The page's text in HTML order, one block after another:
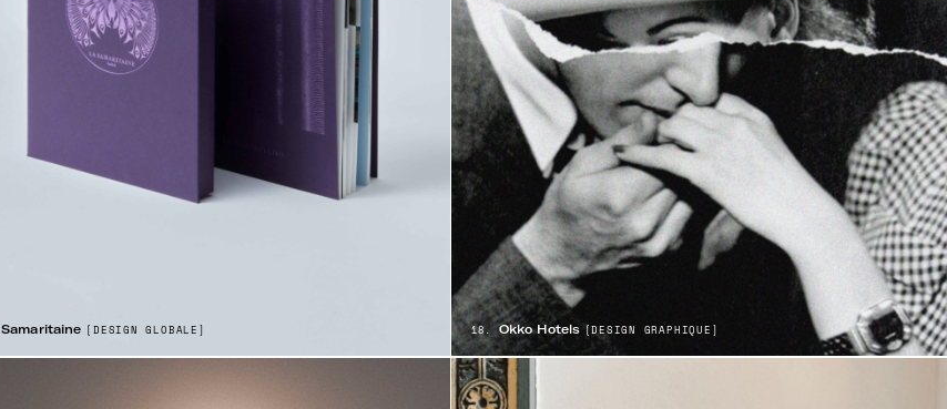
Samaritaine [DESIGN GLOBALE] 18. Okko Hotels [DESIGN GRAPHIQUE]